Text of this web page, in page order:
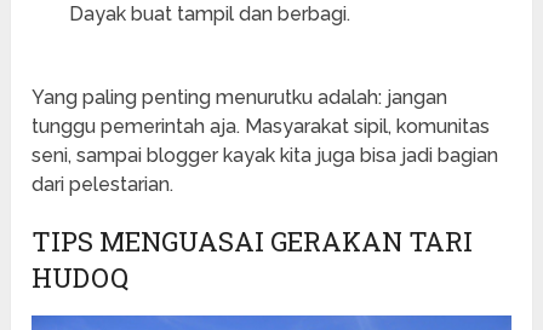
Dayak buat tampil dan berbagi.
Yang paling penting menurutku adalah: jangan
tunggu pemerintah aja. Masyarakat sipil, komunitas
seni, sampai blogger kayak kita juga bisa jadi bagian
dari pelestarian.
TIPS MENGUASAI GERAKAN TARI
HUDOQ